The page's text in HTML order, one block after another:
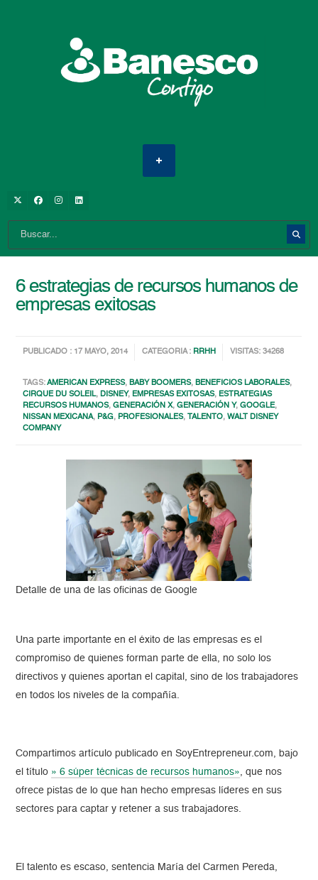
6 estrategias de recursos humanos de
empresas exitosas
PUBLICADO : 17 MAYO, 2014 CATEGORIA : RRHH VISITAS: 34268
TAGS:AMERICAN EXPRESS,BABY BOOMERS,BENEFICIOS LABORALES,
CIRQUE DU SOLEIL,DISNEY, EMPRESAS EXITOSAS, ESTRATEGIAS
RECURSOS HUMANOS,GENERACIÓN X,GENERACIÓN Y,GOOGLE,
NISSAN MEXICANA, P&G, PROFESIONALES, TALENTO,WALT DISNEY
COMPANY
Detalle de una de las oficinas de Google
Una parte importante en el éxito de las empresas es el
compromiso de quienes forman parte de ella, no solo los
directivos y quienes aportan el capital, sino de los trabajadores
en todos los niveles de la compañía.
Compartimos artículo publicado en SoyEntrepreneur.com, bajo
el título » 6 súper técnicas de recursos humanos», que nos
ofrece pistas de lo que han hecho empresas líderes en sus
sectores para captar y retener a sus trabajadores.
El talento es escaso, sentencia María del Carmen Pereda,